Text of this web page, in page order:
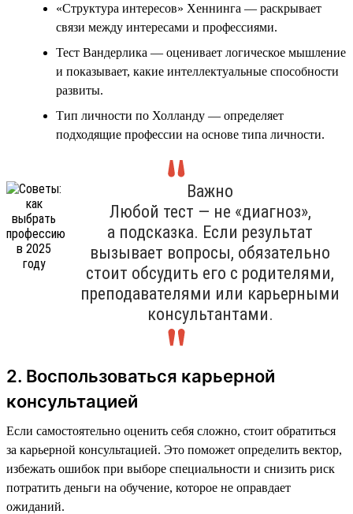
«Структура интересов» Хеннинга — раскрывает
связи между интересами и профессиями.
Тест Вандерлика — оценивает логическое мышление
и показывает, какие интеллектуальные способности
развиты.
Тип личности по Холланду — определяет
подходящие профессии на основе типа личности.
Важно
Любой тест — не «диагноз»,
а подсказка. Если результат
вызывает вопросы, обязательно
стоит обсудить его с родителями,
преподавателями или карьерными
консультантами.
2. Воспользоваться карьерной
консультацией
Если самостоятельно оценить себя сложно, стоит обратиться
за карьерной консультацией. Это поможет определить вектор,
избежать ошибок при выборе специальности и снизить риск
потратить деньги на обучение, которое не оправдает
ожиданий.